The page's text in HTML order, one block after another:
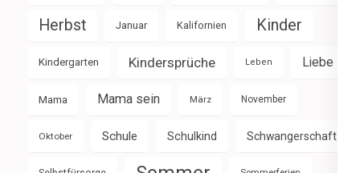
Herbst Januar Kalifornien Kinder
Kindergarten Kindersprüche Leben Liebe
Mama Mama sein März November
Oktober Schule Schulkind Schwangerschaft